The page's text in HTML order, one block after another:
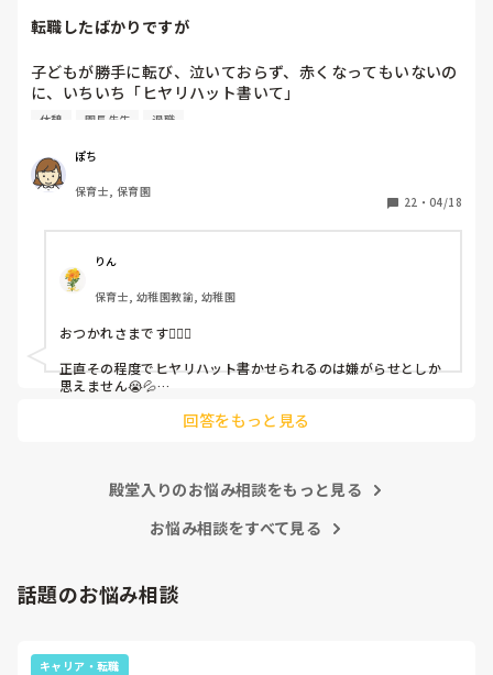
転職したばかりですが
子どもが勝手に転び、泣いておらず、赤くなってもいないの
に、いちいち「ヒヤリハット書いて」
と書かされ
（そう言う本人は書かない）
しかも、上司に↑この内容でも
ちゃんと考えて対策を練って書き込むようにと。
呼ばれて一緒に対策を考えさせられること多数
これだけで30〜40分拘束されて辛いです
皆さんの園はどうですか?
休憩 園長先生 退職
ぽち
保育士, 保育園
22 ・ 04/18
りん
保育士, 幼稚園教諭, 幼稚園
おつかれさまです🙇🏻‍♀️
正直その程度でヒヤリハット書かせられるのは嫌がらせとしか
思えません😭💦
回答をもっと見る
殿堂入りのお悩み相談をもっと見る
お悩み相談をすべて見る
話題のお悩み相談
キャリア・転職